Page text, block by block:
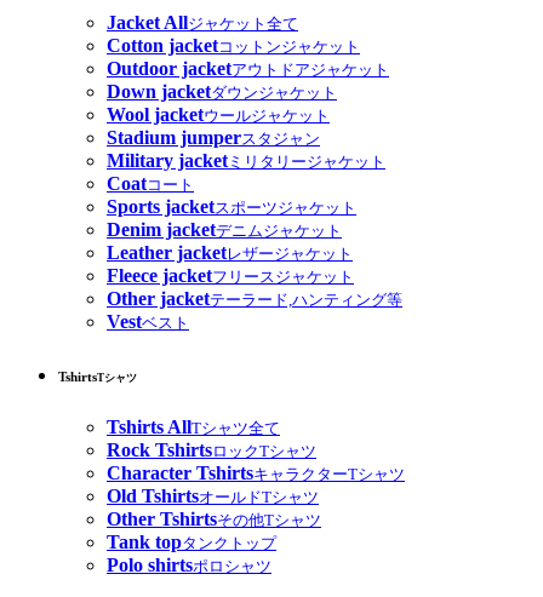
Jacket Allジャケット全て
Cotton jacketコットンジャケット
Outdoor jacketアウトドアジャケット
Down jacketダウンジャケット
Wool jacketウールジャケット
Stadium jumperスタジャン
Military jacketミリタリージャケット
Coatコート
Sports jacketスポーツジャケット
Denim jacketデニムジャケット
Leather jacketレザージャケット
Fleece jacketフリースジャケット
Other jacketテーラード,ハンティング等
Vestベスト
TshirtsTシャツ
Tshirts AllTシャツ全て
Rock TshirtsロックTシャツ
Character TshirtsキャラクターTシャツ
Old TshirtsオールドTシャツ
Other Tshirtsその他Tシャツ
Tank topタンクトップ
Polo shirtsポロシャツ